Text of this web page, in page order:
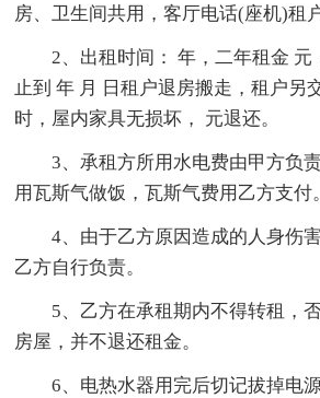
房、卫生间共用，客厅电话(座机)租
2、出租时间： 年，二年租金
止到 年 月 日租户退房搬走，租户另
时，屋内家具无损坏， 元退还。
3、承租方所用水电费由甲方负
用瓦斯气做饭，瓦斯气费用乙方支付。
4、由于乙方原因造成的人身伤
乙方自行负责。
5、乙方在承租期内不得转租，
房屋，并不退还租金。
6、电热水器用完后切记拔掉电